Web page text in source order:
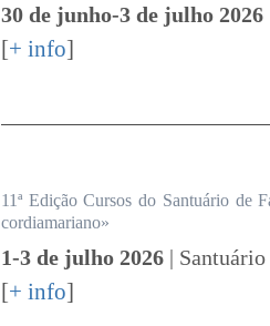
30 de junho-3 de julho 2026
[+ info]
11ª Edição Cursos do Santuário de
cordiamariano»
1-3 de julho 2026 |
[+ info]